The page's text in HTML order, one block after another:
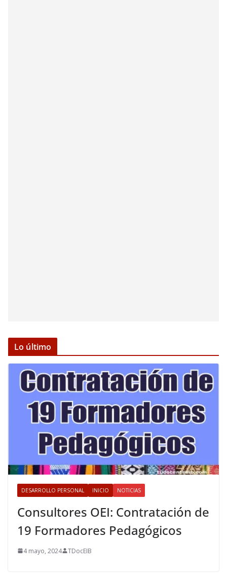
Lo último
DESARROLLO PERSONAL INICIO NOTICIAS
Consultores OEI: Contratación de
19 Formadores Pedagógicos
4 mayo, 2024 TDocEIB